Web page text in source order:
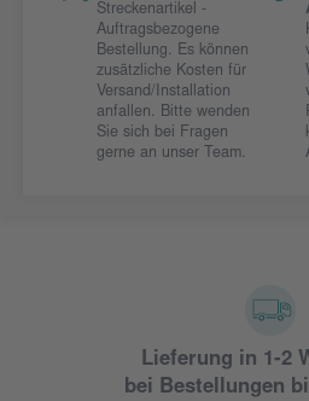
Streckenartikel -
Auftragsbezogene
Bestellung. Es können
zusätzliche Kosten für
Versand/Installation
anfallen. Bitte wenden
Sie sich bei Fragen
gerne an unser Team.
Lieferung in 1-2
bei Bestellungen